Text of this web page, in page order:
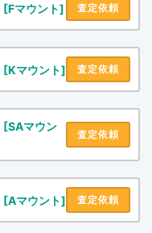
マウント] 査定依頼
[Kマウント] 査定依頼
マウン
査定依頼
[Aマウント] 査定依頼